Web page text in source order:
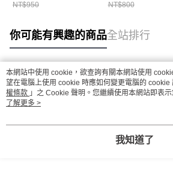
NT$950 NT$800
你可能有興趣的商品全站排行
熱門標籤
本網站中使用 cookie，欲查詢有關本網站使用
望在電腦上使用 cookie 時應如何變更電腦的 cookie
權條款 」之 Cookie 聲明。您繼續使用本網站即表
用條款之 Cookie 聲明使用 cookie。
了解更多 >
我知道了